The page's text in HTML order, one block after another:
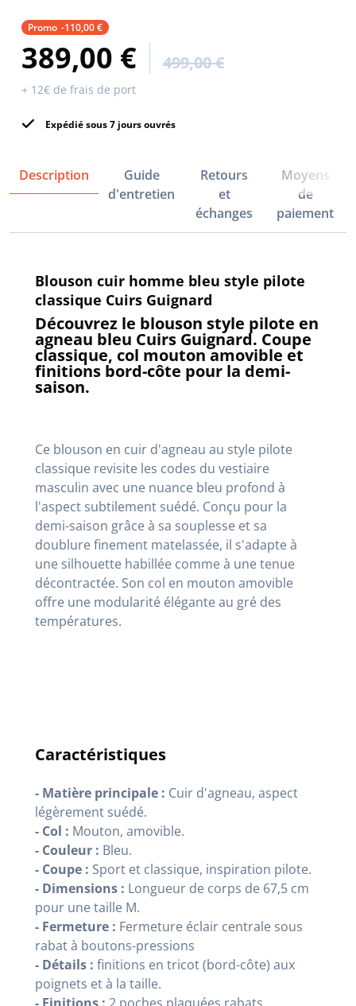
Promo -110,00 €
389,00 € 499,00 €
+ 12€ de frais de port
Expédié sous 7 jours ouvrés
Description
Guide
d'entretien
Retours
et
échanges
Moyens
de
paiement
Blouson cuir homme bleu style pilote
classique Cuirs Guignard
Découvrez le blouson style pilote en
agneau bleu Cuirs Guignard. Coupe
classique, col mouton amovible et
finitions bord-côte pour la demi-
saison.
Ce blouson en cuir d'agneau au style pilote
classique revisite les codes du vestiaire
masculin avec une nuance bleu profond à
l'aspect subtilement suédé. Conçu pour la
demi-saison grâce à sa souplesse et sa
doublure finement matelassée, il s'adapte à
une silhouette habillée comme à une tenue
décontractée. Son col en mouton amovible
offre une modularité élégante au gré des
températures.
Caractéristiques
- Matière principale : Cuir d'agneau, aspect
légèrement suédé.
- Col : Mouton, amovible.
- Couleur : Bleu.
- Coupe : Sport et classique, inspiration pilote.
- Dimensions : Longueur de corps de 67,5 cm
pour une taille M.
- Fermeture : Fermeture éclair centrale sous
rabat à boutons-pressions
- Détails : finitions en tricot (bord-côte) aux
poignets et à la taille.
- Finitions : 2 poches plaquées rabats